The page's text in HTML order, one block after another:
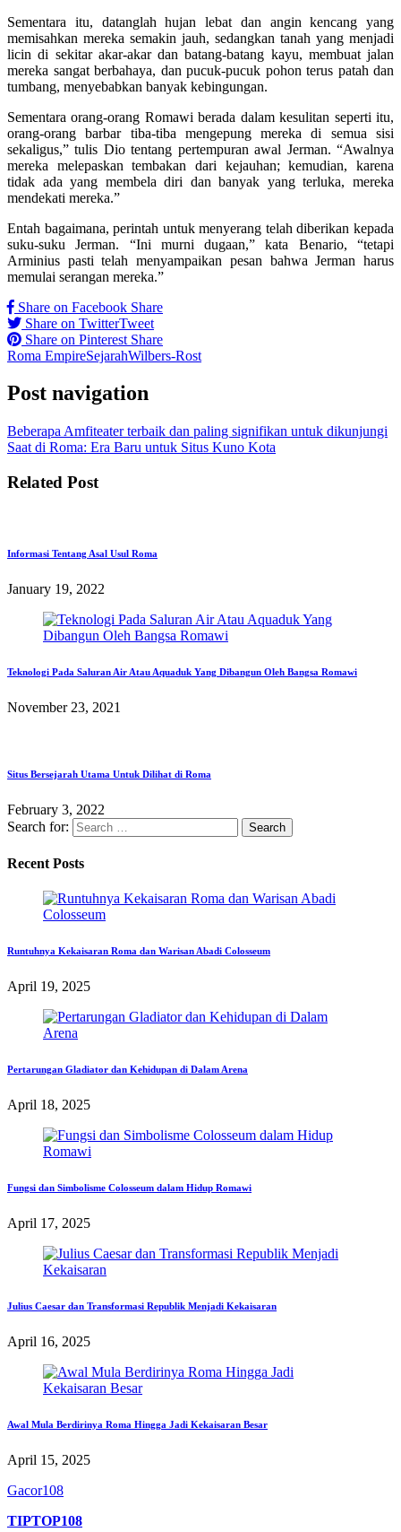
Sementara itu, datanglah hujan lebat dan angin kencang yang
memisahkan mereka semakin jauh, sedangkan tanah yang menjadi
licin di sekitar akar-akar dan batang-batang kayu, membuat jalan
mereka sangat berbahaya, dan pucuk-pucuk pohon terus patah dan
tumbang, menyebabkan banyak kebingungan.
Sementara orang-orang Romawi berada dalam kesulitan seperti itu,
orang-orang barbar tiba-tiba mengepung mereka di semua sisi
sekaligus,” tulis Dio tentang pertempuran awal Jerman. “Awalnya
mereka melepaskan tembakan dari kejauhan; kemudian, karena
tidak ada yang membela diri dan banyak yang terluka, mereka
mendekati mereka.”
Entah bagaimana, perintah untuk menyerang telah diberikan kepada
suku-suku Jerman. “Ini murni dugaan,” kata Benario, “tetapi
Arminius pasti telah menyampaikan pesan bahwa Jerman harus
memulai serangan mereka.”
Share on Facebook Share
Share on TwitterTweet
Share on Pinterest Share
Roma EmpireSejarahWilbers-Rost
Post navigation
Beberapa Amfiteater terbaik dan paling signifikan untuk dikunjungi
Saat di Roma: Era Baru untuk Situs Kuno Kota
Related Post
Informasi Tentang Asal Usul Roma
January 19, 2022
Teknologi Pada Saluran Air Atau Aquaduk Yang Dibangun Oleh Bangsa Romawi
November 23, 2021
Situs Bersejarah Utama Untuk Dilihat di Roma
February 3, 2022
Search for:
Recent Posts
Runtuhnya Kekaisaran Roma dan Warisan Abadi Colosseum
April 19, 2025
Pertarungan Gladiator dan Kehidupan di Dalam Arena
April 18, 2025
Fungsi dan Simbolisme Colosseum dalam Hidup Romawi
April 17, 2025
Julius Caesar dan Transformasi Republik Menjadi Kekaisaran
April 16, 2025
Awal Mula Berdirinya Roma Hingga Jadi Kekaisaran Besar
April 15, 2025
Gacor108
TIPTOP108